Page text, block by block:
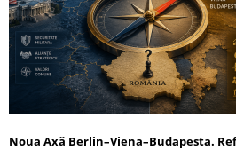
Noua Axă Berlin–Viena–Budapesta.